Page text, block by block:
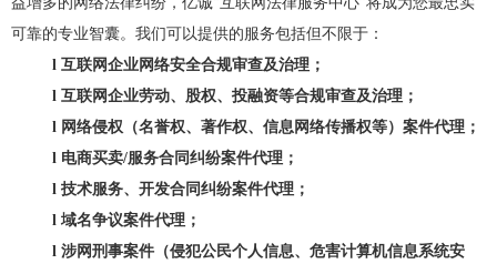
可靠的专业智囊。我们可以提供的服务包括但不限于：
l互联网企业网络安全合规审查及治理；
l互联网企业劳动、股权、投融资等合规审查及治理；
l 网络侵权（名誉权、著作权、信息网络传播权等）案件代理；
l 电商买卖/服务合同纠纷案件代理；
l技术服务、开发合同纠纷案件代理；
l域名争议案件代理；
l涉网刑事案件（侵犯公民个人信息、危害计算机信息系统安